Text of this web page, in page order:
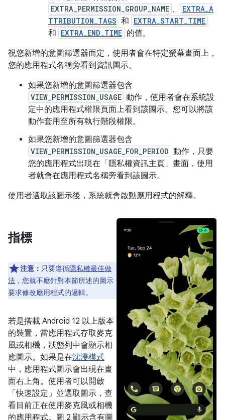
EXTRA_PERMISSION_GROUP_NAME 、
EXTRA_A
TTRIBUTION_TAGS 和 EXTRA_START_TIME
和 EXTRA_END_TIME 的值。
視您新增的意圖篩選器而定，使用者會在特定螢幕畫面上，
您的應用程式名稱旁看到資訊圖示。
如果您新增的意圖篩選器包含
VIEW_PERMISSION_USAGE 動作，使用者會在系統設
定中的應用程式權限頁面上看到該圖示。您可以將該
動作套用至所有執行階段權限。
如果您新增的意圖篩選器包含
VIEW_PERMISSION_USAGE_FOR_PERIOD 動作，只要
您的應用程式出現在「隱私權資訊主頁」畫面，使用
者就會在應用程式名稱旁看到該圖示。
使用者選取該圖示後，系統就會啟動應用程式的解釋。
指標
注意： 只要遵循隱私權最佳做
法 ，您就不應針對本節所述的圖示
要求修改應用程式的邏輯。
若是搭載 Android 12 以上版本
的裝置，當應用程式存取麥克
風或相機，狀態列中會顯示相
應圖示。如果是在沈浸模式
中，應用程式圖示會出現在畫
面右上角。使用者可以開啟
「快速設定」並選取圖示，查
看目前正在使用麥克風或相機
的應用程式。圖 2 顯示含有圖